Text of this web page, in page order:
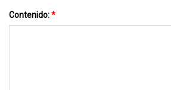
Contenido:*